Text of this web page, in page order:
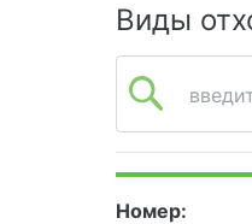
Виды
Номер: